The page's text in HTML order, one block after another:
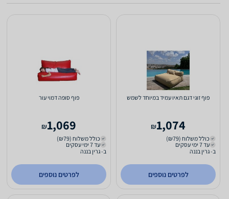
פוף זוגי דגם תאיו עמיד במיוחד לשמש
1,074
₪
כולל משלוח (₪79)
עד 7 ימי עסקים
ב- גרין בננה
לפרטים נוספים
פוף סופה דמוי עור
1,069
₪
כולל משלוח (₪79)
עד 7 ימי עסקים
ב- גרין בננה
לפרטים נוספים